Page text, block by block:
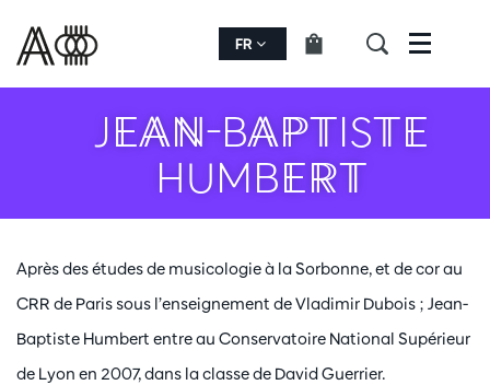
FR Menu
JEAN-BAPTISTE
HUMBERT
Après des études de musicologie à la Sorbonne, et de cor au
CRR de Paris sous l’enseignement de Vladimir Dubois ; Jean-
Baptiste Humbert entre au Conservatoire National Supérieur
de Lyon en 2007, dans la classe de David Guerrier.